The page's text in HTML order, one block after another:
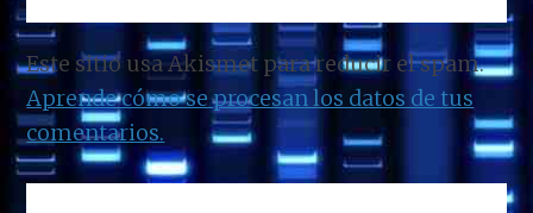
Este sitio usa Akismet para reducir el spam.
Aprende cómo se procesan los datos de tus
comentarios.